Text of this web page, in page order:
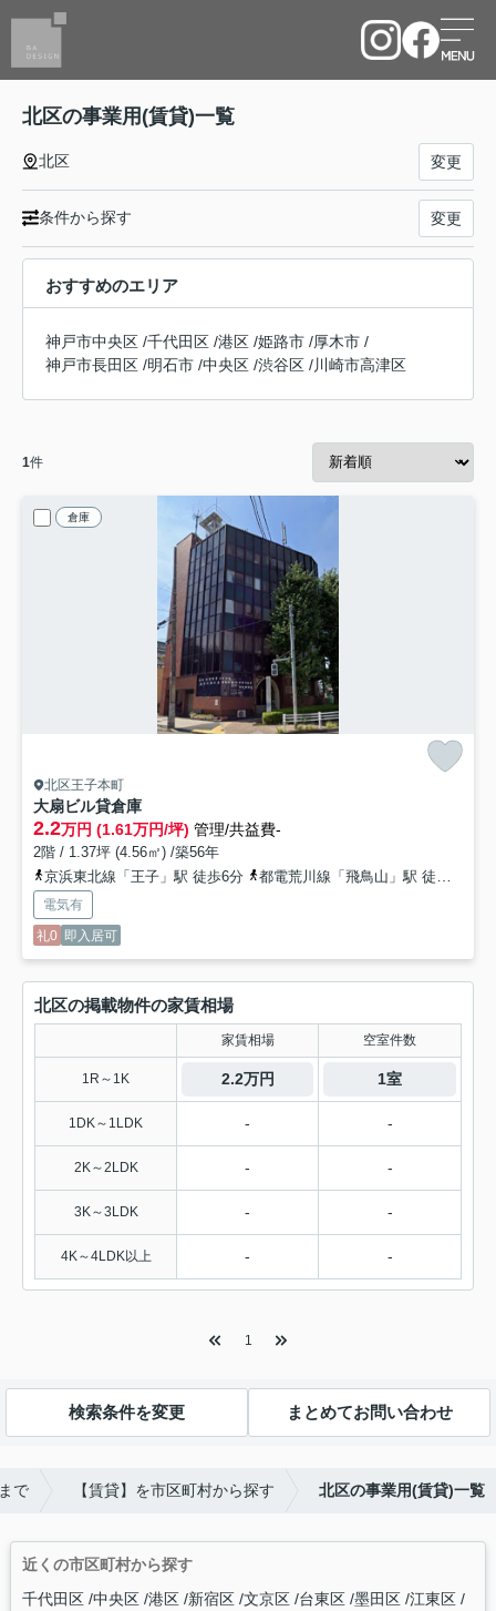
北区の事業用(賃貸)一覧
北区 変更
条件から探す 変更
おすすめのエリア
神戸市中央区 /千代田区 /港区 /姫路市 /厚木市 /
神戸市長田区 /明石市 /中央区 /渋谷区 /川崎市高津区
1件
倉庫
北区王子本町
大扇ビル貸倉庫
2.2万円 (1.61万円/坪) 管理/共益費-
2階 / 1.37坪 (4.56㎡) /築56年
京浜東北線「王子」駅 徒歩6分
都電荒川線「飛鳥山」駅 徒歩6分
電気有
礼0 即入居可
北区の掲載物件の家賃相場
家賃相場 空室件数
1R～1K 2.2万円 1室
1DK～1LDK - -
2K～2LDK - -
3K～3LDK - -
4K～4LDK以上 - -
1
検索条件を変更 まとめてお問い合わせ
で 【賃貸】を市区町村から探す 北区の事業用(賃貸)一覧
近くの市区町村から探す
千代田区 中央区 港区 新宿区 文京区 台東区 墨田区 江東区